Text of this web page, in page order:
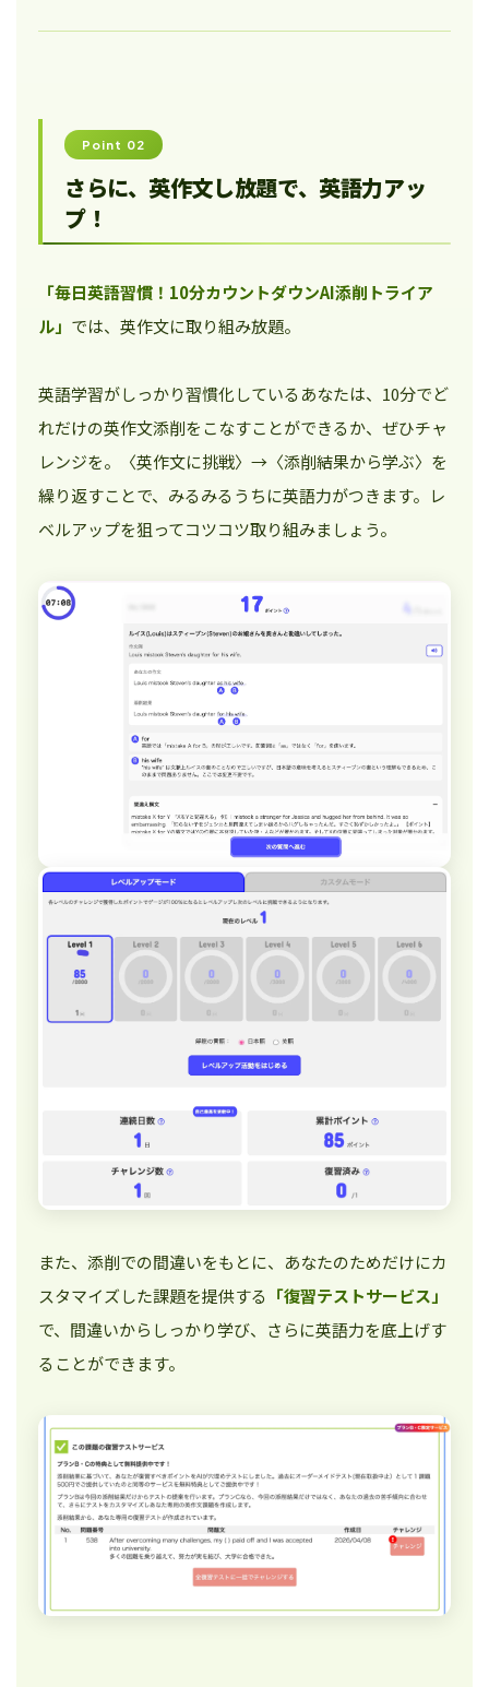
Point 02
さらに、英作文し放題で、英語力アッ
プ！
「毎日英語習慣！10分カウントダウンAI添削トライア
ル」 では、英作文に取り組み放題。
英語学習がしっかり習慣化しているあなたは、10分でど
れだけの英作文添削をこなすことができるか、ぜひチャ
レンジを。〈英作文に挑戦〉→〈添削結果から学ぶ〉を
繰り返すことで、みるみるうちに英語力がつきます。レ
ベルアップを狙ってコツコツ取り組みましょう。
また、添削での間違いをもとに、あなたのためだけにカ
スタマイズした課題を提供する 「復習テストサービス」
で、間違いからしっかり学び、さらに英語力を底上げす
ることができます。